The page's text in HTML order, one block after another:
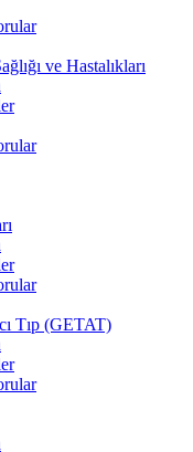
ve Hastalıkları
Tıp (GETAT)